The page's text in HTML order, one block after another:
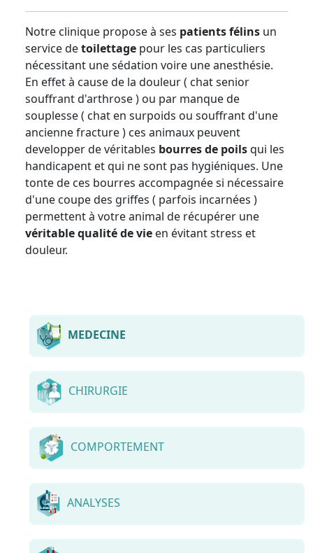
Notre clinique propose à ses patients félins un
service detoilettage pour les cas particuliers
nécessitant une sédation voire une anesthésie.
En effet à cause de la douleur ( chat senior
souffrant d'arthrose ) ou par manque de
souplesse ( chat en surpoids ou souffrant d'une
ancienne fracture ) ces animaux peuvent
developper de véritables bourres de poilsqui les
handicapent et qui ne sont pas hygiéniques. Une
tonte de ces bourres accompagnée si nécessaire
d'une coupe des griffes ( parfois incarnées )
permettent à votre animal de récupérer une
véritable qualité de vie en évitant stress et
douleur.
MEDECINE
CHIRURGIE
COMPORTEMENT
ANALYSES